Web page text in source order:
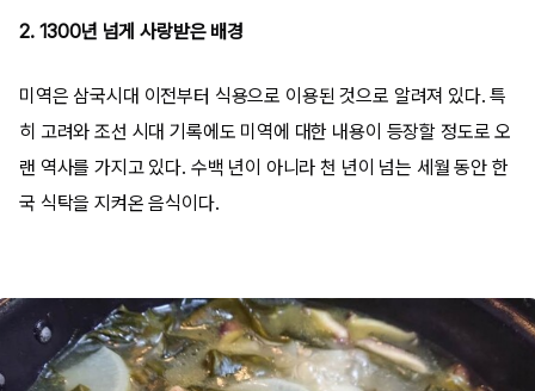
2. 1300년 넘게 사랑받은 배경
미역은 삼국시대 이전부터 식용으로 이용된 것으로 알려져 있다. 특
히 고려와 조선 시대 기록에도 미역에 대한 내용이 등장할 정도로 오
랜 역사를 가지고 있다. 수백 년이 아니라 천 년이 넘는 세월 동안 한
국 식탁을 지켜온 음식이다.